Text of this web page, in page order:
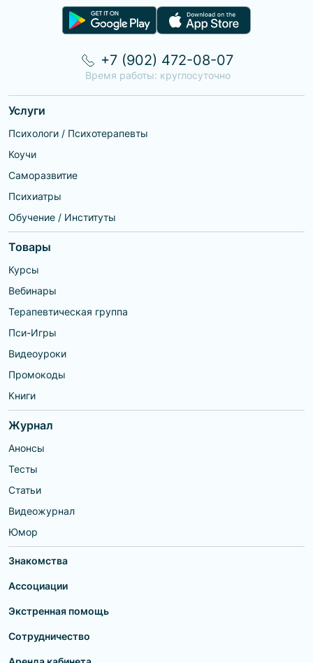
Услуги
Психологи / Психотерапевты
Коучи
Саморазвитие
Психиатры
Обучение / Институты
Товары
Курсы
Вебинары
Терапевтическая группа
Пси-Игры
Видеоуроки
Промокоды
Книги
Журнал
Анонсы
Тесты
Статьи
Видеожурнал
Юмор
Знакомства
Ассоциации
Экстренная помощь
Сотрудничество
+7 (902) 472-08-07
Время работы: круглосуточно